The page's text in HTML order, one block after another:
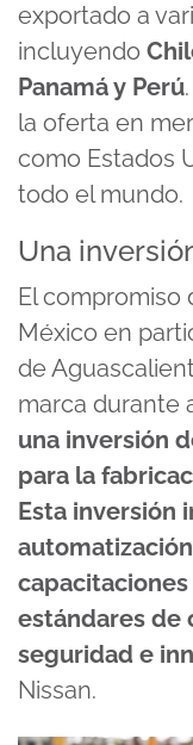
exportado a
incluyendo
Panamá y Perú
la oferta en
como Estados
todo el mundo.
Una
El compromiso
México en
de
marca durante
una inversión
para la
Esta inversión
estándares de
seguridad e
Nissan.